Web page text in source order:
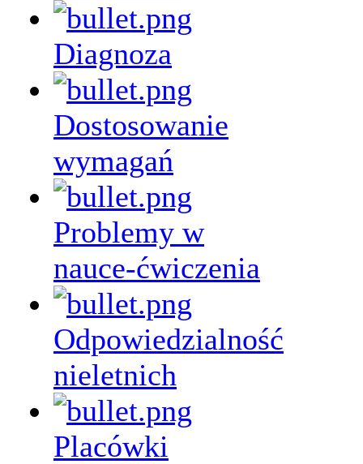
Diagnoza
Dostosowanie
wymagań
Problemy w
nauce-ćwiczenia
Odpowiedzialność
nieletnich
Placówki